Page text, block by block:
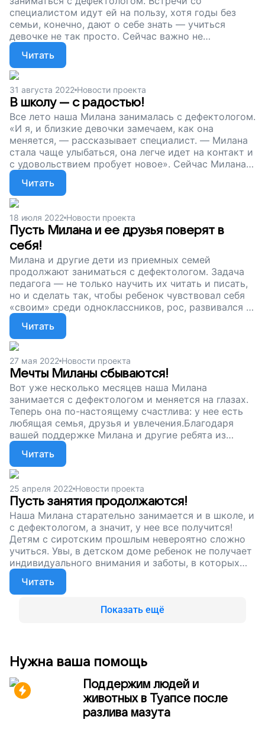
специалистом идут ей на пользу, хотя годы без
семьи, конечно, дают о себе знать — учиться
девочке не так просто. Сейчас важно не
останавливаться и продолжать регулярные
занятия. Друзья, поддержите проект. Без нашей
помощи Милана и ее близкие просто не справятся.
Пусть девочка учится с радостью и почувствует
себя «своей» среди сверстников!
Читать
31 августа 2022 Новости проекта
В школу — с радостью!
Все лето наша Милана занималась с дефектологом.
«И я, и близкие девочки замечаем, как она
меняется, — рассказывает специалист. — Милана
стала чаще улыбаться, она легче идет на контакт и
с удовольствием пробует новое». Сейчас Милана
готовится к 1 сентября и ждет встречи с
учителями и одноклассниками. Чтобы школьные
уроки были ей в радость, нужно продолжать
заниматься с дефектологом. Друзья, мы
продолжаем сбор для Миланы и других приемных
детей. Давайте вместе подарим им шанс на
успешную жизнь!
Читать
18 июля 2022 Новости проекта
Пусть Милана и ее друзья поверят в
себя!
Милана и другие дети из приемных семей
продолжают заниматься с дефектологом. Задача
педагога — не только научить их читать и писать,
но и сделать так, чтобы ребенок чувствовал себя
«своим» среди одноклассников, рос, развивался и
верил в себя. Увы, в интернатах дети не получают
достаточного внимания и заботы и нуждаются в
помощи, даже когда оказываются в любящей
семье. Друзья, мы продолжаем сбор. Давайте
подарим мальчикам и девочкам из детдомов шанс
на успешное будущее!
Читать
27 мая 2022 Новости проекта
Мечты Миланы сбываются!
Вот уже несколько месяцев наша Милана
занимается с дефектологом и меняется на глазах.
Теперь она по-настоящему счастлива: у нее есть
любящая семья, друзья и увлечения.Благодаря
вашей поддержке Милана и другие ребята из
приемных семей узнают себя и учатся жить в этом
мире. Поддержите наш сбор! Пусть эти важные
занятия продолжаются. Пусть у Миланы будет
счастливое детство!
Читать
25 апреля 2022 Новости проекта
Пусть занятия продолжаются!
Наша Милана старательно занимается и в школе, и
с дефектологом, а значит, у нее все получится!
Детям с сиротским прошлым невероятно сложно
учиться. Увы, в детском доме ребенок не получает
индивидуального внимания и заботы, в которых
так нуждается... Друзья, поддержите проект.
Поможем ребятам с тяжелым сиротским опытом
преодолеть трудности!
Читать
Показать ещё
Нужна ваша помощь
Поддержим людей и
животных в Туапсе после
разлива мазута